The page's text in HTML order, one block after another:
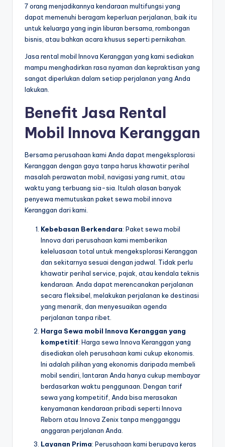
7 orang menjadikannya kendaraan multifungsi yang
dapat memenuhi beragam keperluan perjalanan, baik itu
untuk keluarga yang ingin liburan bersama, rombongan
bisnis, atau bahkan acara khusus seperti pernikahan.
Jasa rental mobil Innova Keranggan yang kami sediakan
mampu menghadirkan rasa nyaman dan kepraktisan yang
sangat diperlukan dalam setiap perjalanan yang Anda
lakukan.
Benefit Jasa Rental
Mobil Innova Keranggan
Bersama perusahaan kami Anda dapat mengeksplorasi
Keranggan dengan gaya tanpa harus khawatir perihal
masalah perawatan mobil, navigasi yang rumit, atau
waktu yang terbuang sia-sia. Itulah alasan banyak
penyewa memutuskan paket sewa mobil innova
Keranggan dari kami.
Kebebasan Berkendara: Paket sewa mobil
Innova dari perusahaan kami memberikan
keleluasaan total untuk mengeksplorasi Keranggan
dan sekitarnya sesuai dengan jadwal. Tidak perlu
khawatir perihal service, pajak, atau kendala teknis
kendaraan. Anda dapat merencanakan perjalanan
secara fleksibel, melakukan perjalanan ke destinasi
yang menarik, dan menyesuaikan agenda
perjalanan tanpa ribet.
Harga Sewa mobil Innova Keranggan yang
kompetitif: Harga sewa Innova Keranggan yang
disediakan oleh perusahaan kami cukup ekonomis.
Ini adalah pilihan yang ekonomis daripada membeli
mobil sendiri, lantaran Anda hanya cukup membayar
berdasarkan waktu penggunaan. Dengan tarif
sewa yang kompetitif, Anda bisa merasakan
kenyamanan kendaraan pribadi seperti Innova
Reborn atau Innova Zenix tanpa mengganggu
anggaran perjalanan Anda.
Layanan Prima: Perusahaan kami berupaya keras